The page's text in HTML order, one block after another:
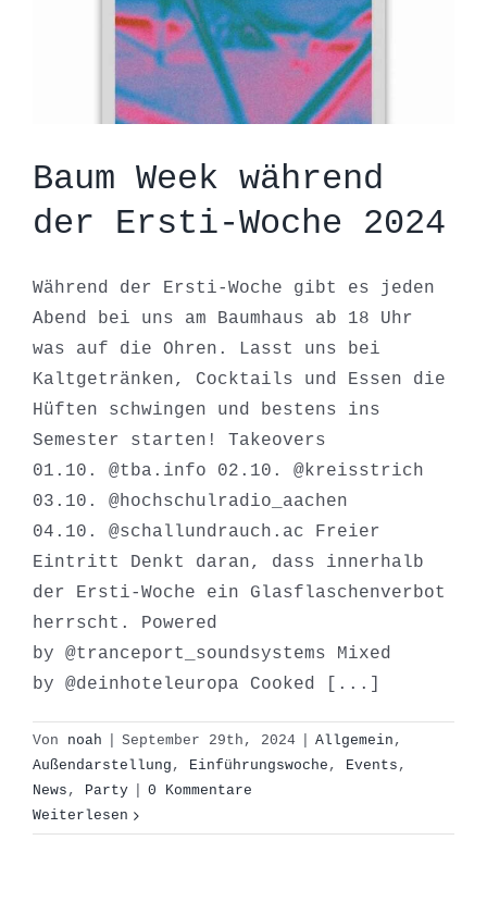
Baum Week während
der Ersti-Woche 2024
Während der Ersti-Woche gibt es jeden
Abend bei uns am Baumhaus ab 18 Uhr
was auf die Ohren. Lasst uns bei
Kaltgetränken, Cocktails und Essen die
Hüften schwingen und bestens ins
Semester starten! Takeovers
01.10. @tba.info 02.10. @kreisstrich
03.10. @hochschulradio_aachen
04.10. @schallundrauch.ac Freier
Eintritt Denkt daran, dass innerhalb
der Ersti-Woche ein Glasflaschenverbot
herrscht. Powered
by @tranceport_soundsystems Mixed
by @deinhoteleuropa Cooked [...]
Von noah September 29th, 2024 Allgemein ,
Außendarstellung , Einführungswoche , Events ,
News , Party
0 Kommentare
Weiterlesen